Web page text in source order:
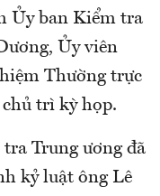
Ủy ban Kiểm tra
Ủy viên
Thường trực
trì kỳ họp.
Trung ương đã
kỷ luật ông Lê